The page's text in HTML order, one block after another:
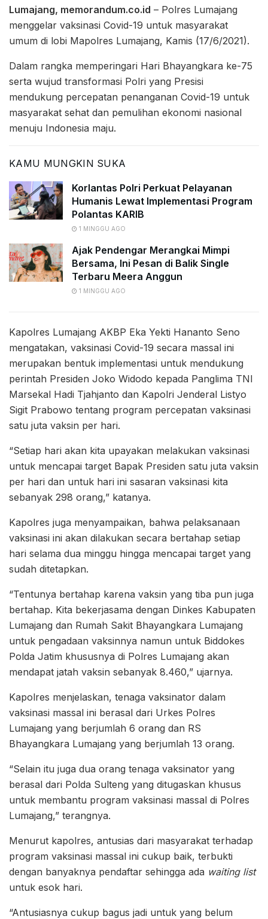
Lumajang, memorandum.co.id – Polres Lumajang
menggelar vaksinasi Covid-19 untuk masyarakat
umum di lobi Mapolres Lumajang, Kamis (17/6/2021).
Dalam rangka memperingari Hari Bhayangkara ke-75
serta wujud transformasi Polri yang Presisi
mendukung percepatan penanganan Covid-19 untuk
masyarakat sehat dan pemulihan ekonomi nasional
menuju Indonesia maju.
KAMU MUNGKIN SUKA
Korlantas Polri Perkuat Pelayanan
Humanis Lewat Implementasi Program
Polantas KARIB
1 MINGGU AGO
Ajak Pendengar Merangkai Mimpi
Bersama, Ini Pesan di Balik Single
Terbaru Meera Anggun
1 MINGGU AGO
Kapolres Lumajang AKBP Eka Yekti Hananto Seno
mengatakan, vaksinasi Covid-19 secara massal ini
merupakan bentuk implementasi untuk mendukung
perintah Presiden Joko Widodo kepada Panglima TNI
Marsekal Hadi Tjahjanto dan Kapolri Jenderal Listyo
Sigit Prabowo tentang program percepatan vaksinasi
satu juta vaksin per hari.
“Setiap hari akan kita upayakan melakukan vaksinasi
untuk mencapai target Bapak Presiden satu juta vaksin
per hari dan untuk hari ini sasaran vaksinasi kita
sebanyak 298 orang,” katanya.
Kapolres juga menyampaikan, bahwa pelaksanaan
vaksinasi ini akan dilakukan secara bertahap setiap
hari selama dua minggu hingga mencapai target yang
sudah ditetapkan.
“Tentunya bertahap karena vaksin yang tiba pun juga
bertahap. Kita bekerjasama dengan Dinkes Kabupaten
Lumajang dan Rumah Sakit Bhayangkara Lumajang
untuk pengadaan vaksinnya namun untuk Biddokes
Polda Jatim khususnya di Polres Lumajang akan
mendapat jatah vaksin sebanyak 8.460,” ujarnya.
Kapolres menjelaskan, tenaga vaksinator dalam
vaksinasi massal ini berasal dari Urkes Polres
Lumajang yang berjumlah 6 orang dan RS
Bhayangkara Lumajang yang berjumlah 13 orang.
“Selain itu juga dua orang tenaga vaksinator yang
berasal dari Polda Sulteng yang ditugaskan khusus
untuk membantu program vaksinasi massal di Polres
Lumajang,” terangnya.
Menurut kapolres, antusias dari masyarakat terhadap
program vaksinasi massal ini cukup baik, terbukti
dengan banyaknya pendaftar sehingga ada waiting list
untuk esok hari.
“Antusiasnya cukup bagus jadi untuk yang belum